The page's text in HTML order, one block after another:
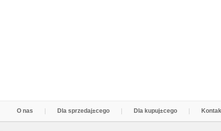
O nas Dla sprzedaj±cego Dla kupuj±cego